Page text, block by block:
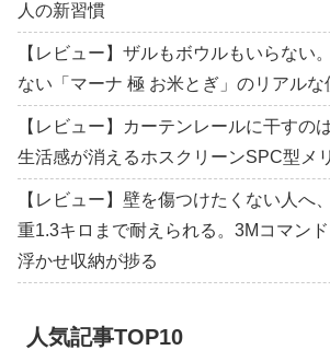
人の新習慣
【レビュー】ザルもボウルもいらない
ない「マーナ 極 お米とぎ」のリアルな
【レビュー】カーテンレールに干すの
生活感が消えるホスクリーンSPC型メ
【レビュー】壁を傷つけたくない人へ
重1.3キロまで耐えられる。3Mコマン
浮かせ収納が捗る
人気記事TOP10